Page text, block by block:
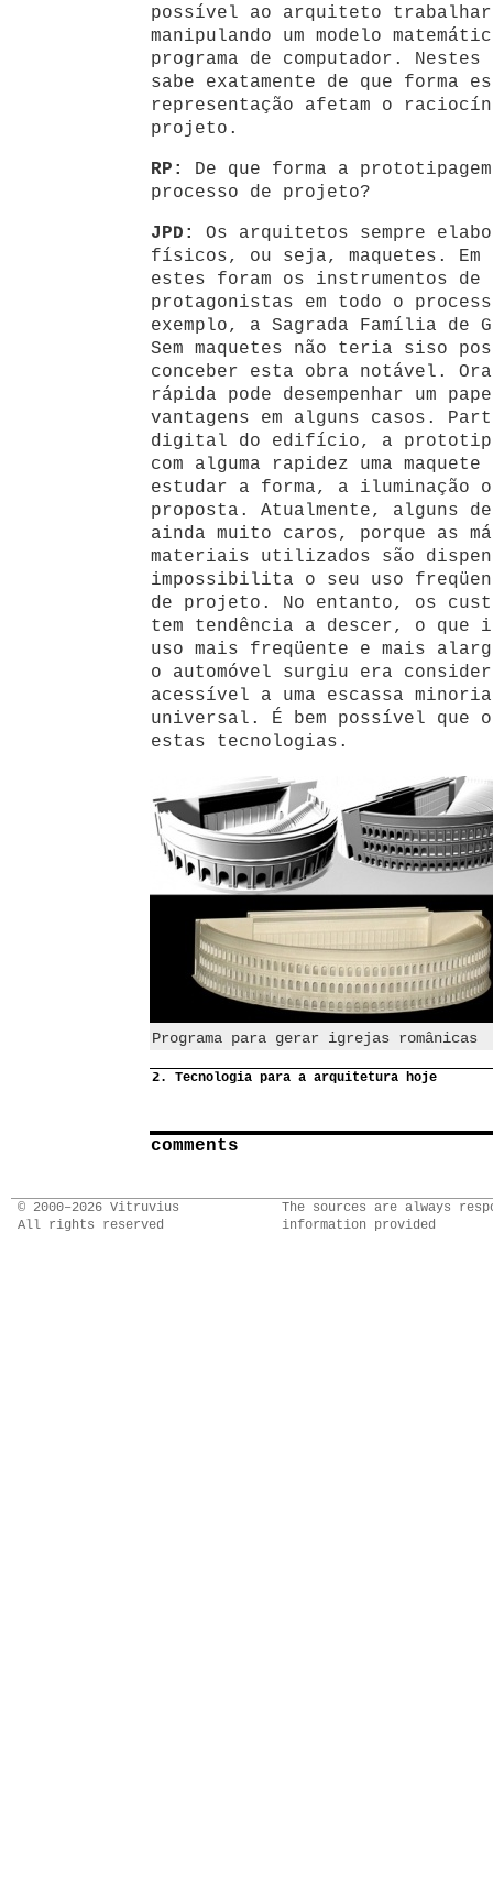
possível ao arquiteto trabalhar
manipulando um modelo
programa de computador.
sabe exatamente de que forma
representação afetam o
projeto.
RP:
De que forma a
processo de projeto?
JPD:
Os arquitetos sempre
físicos, ou seja, maquetes. Em
estes foram os instrumentos de
protagonistas em todo o
exemplo, a Sagrada Família de
Sem maquetes não teria siso
conceber esta obra notável.
rápida pode desempenhar um
vantagens em alguns casos.
digital do edifício, a
com alguma rapidez uma
estudar a forma, a iluminação
proposta. Atualmente, alguns
ainda muito caros, porque as
materiais utilizados são
impossibilita o seu uso
de projeto. No entanto, os
tem tendência a descer, o
uso mais freqüente e mais
o automóvel surgiu era
acessível a uma escassa
universal. É bem possível que o
estas tecnologias.
Programa para gerar igrejas românicas
2. Tecnologia para a arquitetura hoje
comments
© 2000–2026 Vitruvius
All rights reserved
The sources are always
information provided